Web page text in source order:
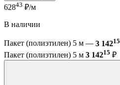
62843 ₽/м
В наличии
Пакет (полиэтилен) 5 м — 3 14215
Пакет (полиэтилен) 5 м 3 14215 ₽